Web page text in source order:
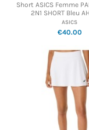
Short ASICS Femme
2N1 SHORT Bleu
ASICS
€40.00